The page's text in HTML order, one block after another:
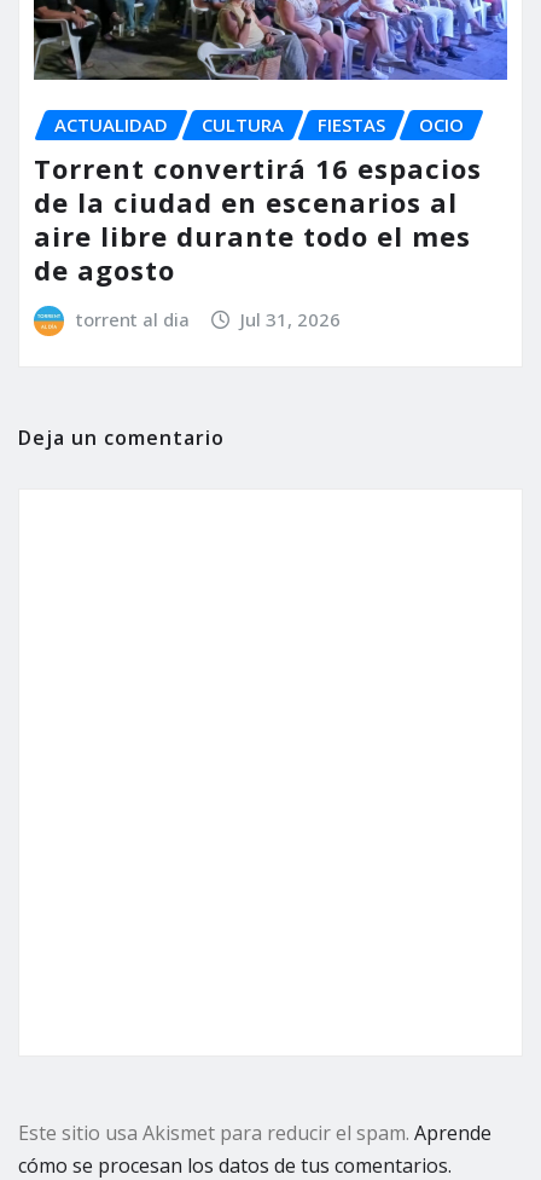
ACTUALIDAD CULTURA FIESTAS OCIO
Torrent convertirá 16 espacios
de la ciudad en escenarios al
aire libre durante todo el mes
de agosto
torrent al dia Jul 31, 2026
Deja un comentario
Este sitio usa Akismet para reducir el spam. Aprende
cómo se procesan los datos de tus comentarios.